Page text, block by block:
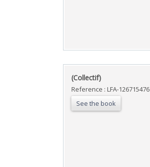
‎(Collectif)‎
Reference : LFA-126715476
See the book